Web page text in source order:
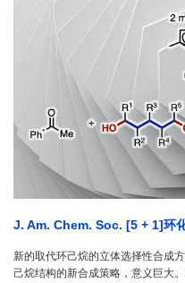
J. Am. Chem. Soc. [5 + 1]环
新的取代环己烷的立体选择性合成
己烷结构的新合成策略，意义巨大